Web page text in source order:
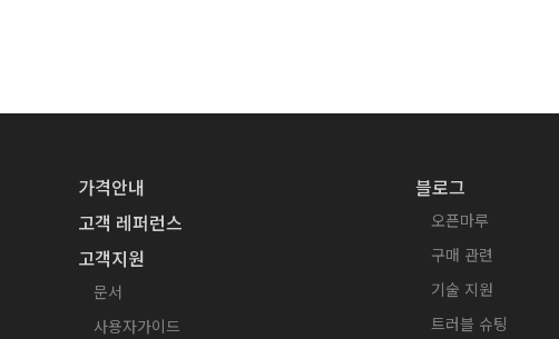
가격안내
고객 레퍼런스
고객지원
문서
사용자가이드
블로그
오픈마루
구매 관련
기술 지원
트러블 슈팅